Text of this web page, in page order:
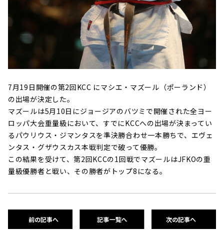
7月19日開催の第2回KCC にマシエ・マズール（ポーランド）
の出場が決定した。
マズールは5月10日にジョージアのバツミで開催された全ヨー
ロッパ大会重量級において、すでにKCCへの出場が決まってい
るパウリウス・ジマンタスを準決勝合わせ一本勝ちで、エヴェ
ンタス・グザウスカス本戦判定で破って優勝。
この結果を受けて、第2回KCCの1回戦でマズールはJFKOの重
量級優勝者と戦い、その勝者がトップ8になる。
前の記事へ 記事一覧へ 次の記事へ